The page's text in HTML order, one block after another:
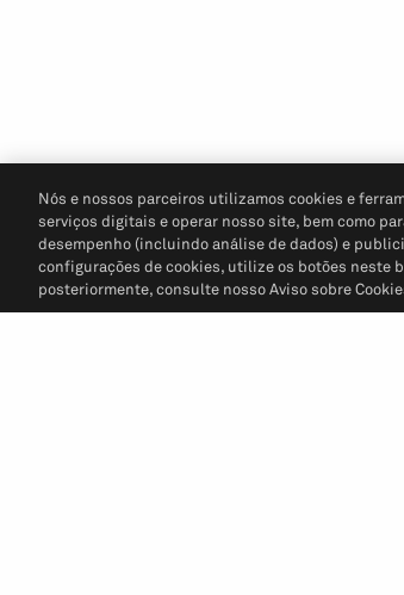
Nós e nossos parceiros utilizamos cookies e
serviços digitais e operar nosso site, bem como
desempenho (incluindo análise de dados) e
configurações de cookies, utilize os botões neste
posteriormente, consulte nosso Aviso sobre